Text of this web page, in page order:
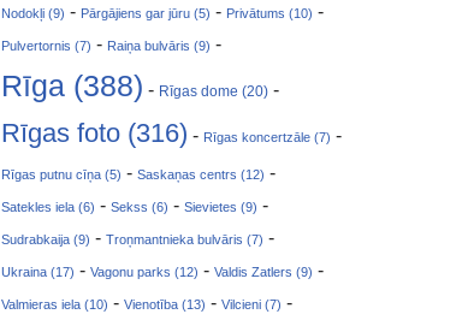
Nodokļi (9) - Pārgājiens gar jūru (5) - Privātums (10) -
Pulvertornis (7) - Raiņa bulvāris (9) -
Rīga (388) - Rīgas dome (20) -
Rīgas foto (316) - Rīgas koncertzāle (7) -
Rīgas putnu cīņa (5) - Saskaņas centrs (12) -
Satekles iela (6) - Sekss (6) - Sievietes (9) -
Sudrabkaija (9) - Troņmantnieka bulvāris (7) -
Ukraina (17) - Vagonu parks (12) - Valdis Zatlers (9) -
Valmieras iela (10) - Vienotība (13) - Vilcieni (7) -